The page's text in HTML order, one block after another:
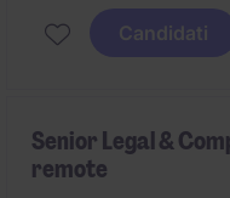
internazionale.Candidati
Senior Legal &
remote